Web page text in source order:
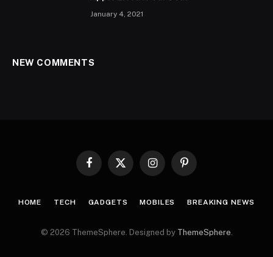
January 4, 2021
NEW COMMENTS
Facebook
X
InstagramPinterest
HOME TECH GADGETS MOBILES BREAKING NEWS
© 2026 ThemeSphere. Designed by ThemeSphere.